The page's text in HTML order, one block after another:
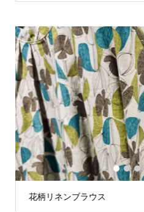
花柄リネンブラウス
1 2 3